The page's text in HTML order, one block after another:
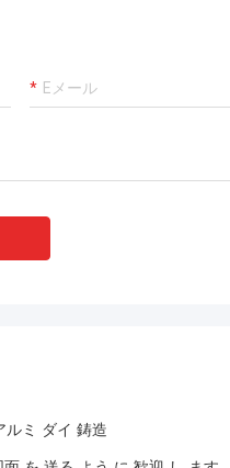
ルミ ダイ 鋳造